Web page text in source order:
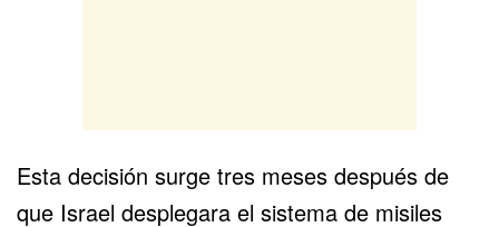
Esta decisión surge tres meses después de
que Israel desplegara el sistema de misiles